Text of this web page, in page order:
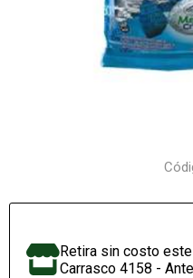
Retira sin costo
Carrasco 4158 -